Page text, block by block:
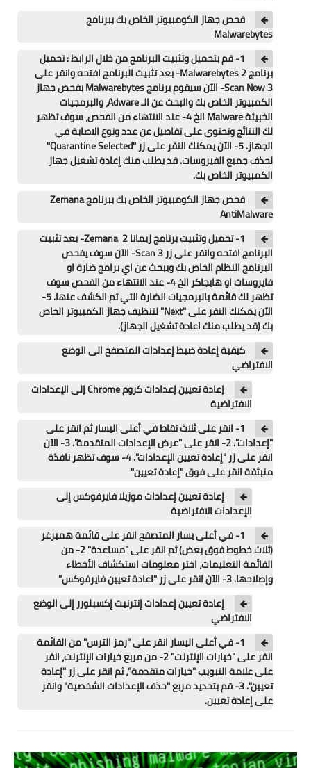
فحص جهاز الكومبيوتر الخاص بك ببرنامج
Malwarebytes
1- قم بتحميل وتثبيت البرنامج من خلال الرابط : تحميل
برنامج Malwarebytes 2- بعد تثبيت البرنامج افتحه وانقر على
Scan Now 3- الآن سيقوم برنامج Malwarebytes بفحص جهاز
الكمبيوتر الخاص بك والبحث عن الـ Adware، والبرمجيات
الخبيثة Malware الخ 4- عند الانتهاء من الفحص، سوف تظهر
لك النتائج وتحتوي على تفاصيل عن عدد ونوع الاصابة في
الجهاز. 5- الآن يمكنك النقر على زر "Quarantine Selected"
لحذف جميع الفيروسات. قد يطلب منك إعادة تشغيل جهاز
الكمبيوتر الخاص بك.
فحص جهاز الكومبيوتر الخاص بك ببرنامج Zemana
AntiMalware
1- تحميل وتثبيت برنامج زيمانا Zemana 2- بعد تثبيت
البرنامج افتحه وانقر على زر Scan 3- الآن سوف يفحص
البرنامج النظام الخاص بك ويبحث عن اي برامج ضارة او
فايروسات او هايجاكر الخ 4- عند الانتهاء من الفحص سوف
تظهر لك قائمة بالبرمجيات الضارة التي تم الكشف عنها. 5-
الآن يمكنك النقر على "Next" لتنظيف جهاز الكمبيوتر الخاص
بك (قد يطلب منك اعادة تشغيل الجهاز).
كيفية إعادة ضبط إعدادات المتصفح الى الوضع
الافتراضي
إعادة تعيين إعدادات كروم Chrome إلى الإعدادات
الافتراضية
1- انقر على ثلاث نقاط في أعلى اليسار ثم انقر على
"إعدادات". 2- انقر على "عرض الإعدادات المتقدمة". 3- الآن
انقر على زر "إعادة تعيين الإعدادات". 4- سوف تظهر نافذة
منبثقة انقر على فوق "إعادة تعيين"
إعادة تعيين إعدادات موزيلا فايرفوكس إلى
الإعدادات الافتراضية
1- في أعلى يسار المتصفح انقر على قائمة همبرغر
(ثلاث خطوط فوق بعض) ثم انقر على "مساعدة" 2- من
القائمة التعليمات، اختر معلومات استكشاف الأخطاء
وإصلاحها. 3- الآن انقر على زر "اعادة تعيين فايرفوكس"
إعادة تعيين إعدادات إنترنيت إكسبلورر إلى الوضع
الافتراضي
1- في أعلى اليسار انقر على "رمز الترس" من القائمة
انقر على "خيارات الإنترنت" 2- من مربع خيارات الإنترنت، انقر
على علامة التبويب "خيارات متقدمة"، ثم انقر على زر "إعادة
تعيين". 3- قم بتحديد مربع "حذف الإعدادات الشخصية" وانقر
على إعادة تعيين.